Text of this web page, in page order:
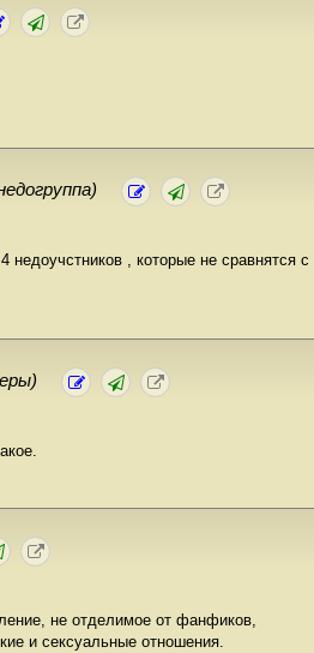
недоучстников , которые не сравнятся с
не отделимое от фанфиков,
и сексуальные отношения.